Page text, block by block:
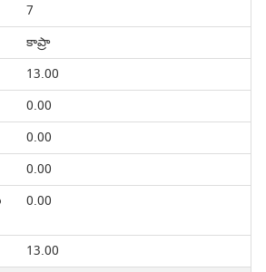
7
కాప్రా
13.00
0.00
0.00
0.00
0.00
13.00